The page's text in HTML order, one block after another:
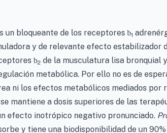
un bloqueante de los receptores b1
y de relevante efecto estabilizador
b2 de la musculatura lisa bronquial
metabólica. Por ello no es de
ni los efectos metabólicos mediados por
mantiene a dosis superiores de las
efecto inotrópico negativo pronunciado.
y tiene una biodisponibilidad de un